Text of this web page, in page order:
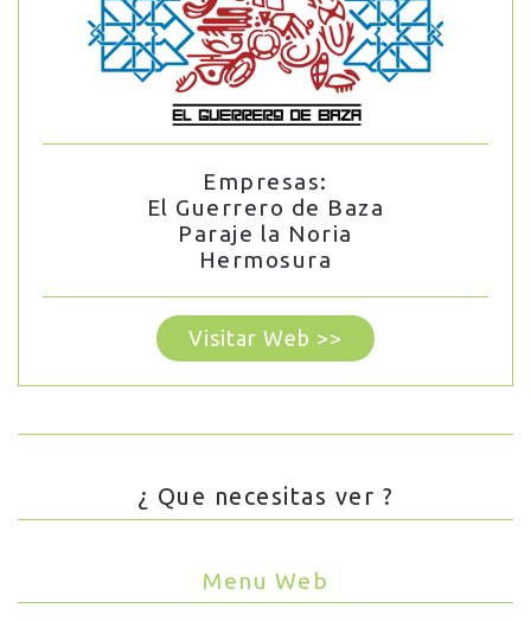
Empresas:
El Guerrero de Baza
Paraje la Noria
Hermosura
Visitar Web >>
¿ Que necesitas ver ?
Menu Web